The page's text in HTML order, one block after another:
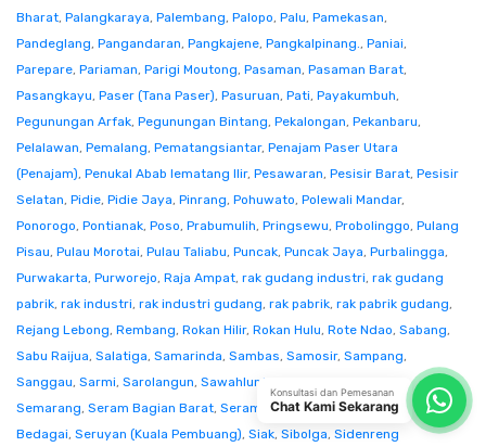
Bharat, Palangkaraya, Palembang, Palopo, Palu, Pamekasan,
Pandeglang, Pangandaran, Pangkajene, Pangkalpinang., Paniai,
Parepare, Pariaman, Parigi Moutong, Pasaman, Pasaman Barat,
Pasangkayu, Paser (Tana Paser), Pasuruan, Pati, Payakumbuh,
Pegunungan Arfak, Pegunungan Bintang, Pekalongan, Pekanbaru,
Pelalawan, Pemalang, Pematangsiantar, Penajam Paser Utara
(Penajam), Penukal Abab lematang Ilir, Pesawaran, Pesisir Barat, Pesisir
Selatan, Pidie, Pidie Jaya, Pinrang, Pohuwato, Polewali Mandar,
Ponorogo, Pontianak, Poso, Prabumulih, Pringsewu, Probolinggo, Pulang
Pisau, Pulau Morotai, Pulau Taliabu, Puncak, Puncak Jaya, Purbalingga,
Purwakarta, Purworejo, Raja Ampat, rak gudang industri, rak gudang
pabrik, rak industri, rak industri gudang, rak pabrik, rak pabrik gudang,
Rejang Lebong, Rembang, Rokan Hilir, Rokan Hulu, Rote Ndao, Sabang,
Sabu Raijua, Salatiga, Samarinda, Sambas, Samosir, Sampang,
Sanggau, Sarmi, Sarolangun, Sawahlunto
Semarang, Seram Bagian Barat, Seram Bagian Timur,Serang Serdang
Bedagai, Seruyan (Kuala Pembuang), Siak, Sibolga, Sidenreng
Konsultasi dan Pemesanan
Chat Kami Sekarang